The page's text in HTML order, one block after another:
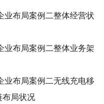
业布局案例二整体经营状
业布局案例二整体业务架
业布局案例二无线充电移
布局状况